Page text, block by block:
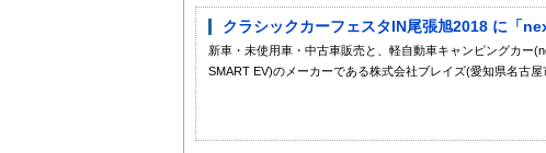
クラシックカーフェスタIN尾張旭2018 に「
新車・未使用車・中古車販売と、軽自動車キャンピングカー
SMART EV)のメーカーである株式会社ブレイズ(愛知県名古屋